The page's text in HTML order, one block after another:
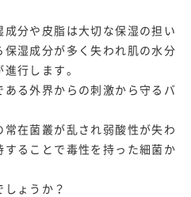
分や皮脂は大切な保湿の担い
湿成分が多く失われ肌の水分
行します。
る外界からの刺激から守るバ
在菌叢が乱され弱酸性が失わ
ることで毒性を持った細菌か
ょうか？